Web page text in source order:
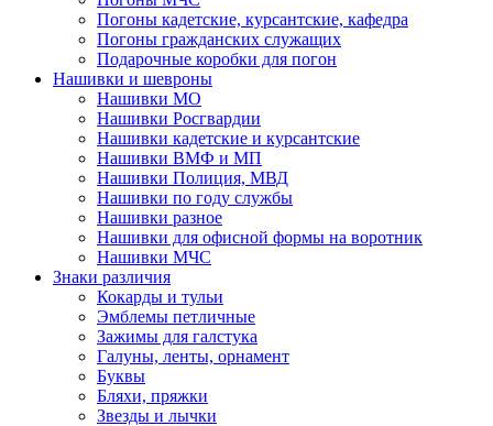
Погоны кадетские, курсантские, кафедра
Погоны гражданских служащих
Подарочные коробки для погон
Нашивки и шевроны
Нашивки МО
Нашивки Росгвардии
Нашивки кадетские и курсантские
Нашивки ВМФ и МП
Нашивки Полиция, МВД
Нашивки по году службы
Нашивки разное
Нашивки для офисной формы на воротник
Нашивки МЧС
Знаки различия
Кокарды и тульи
Эмблемы петличные
Зажимы для галстука
Галуны, ленты, орнамент
Буквы
Бляхи, пряжки
Звезды и лычки